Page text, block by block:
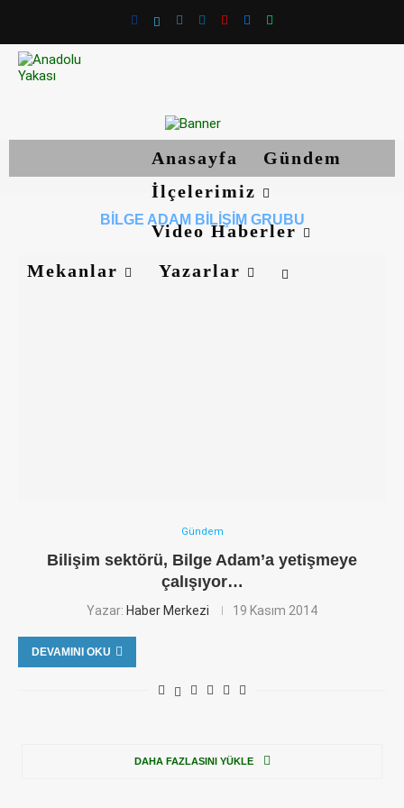
Anasayfa
Gündem
İlçelerimiz
Video Haberler
Mekanlar
Yazarlar
BILGE ADAM BILIŞIM GRUBU
Gündem
Bilişim sektörü, Bilge Adam’a yetişmeye
çalışıyor…
Yazar: Haber Merkezi 19 Kasım 2014
DEVAMINI OKU
DAHA FAZLASINI YÜKLE